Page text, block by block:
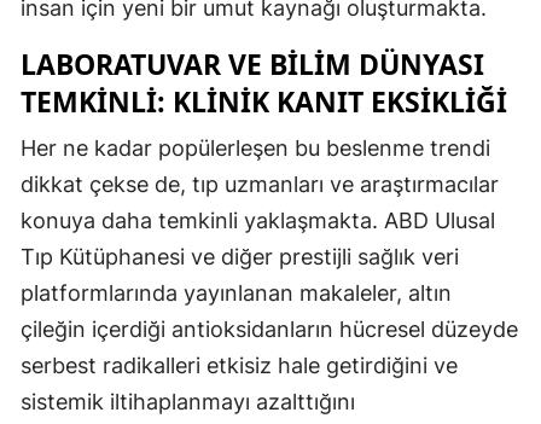
insan için yeni bir umut kaynağı oluşturmakta.
LABORATUVAR VE BİLİM DÜNYASI
TEMKİNLİ: KLİNİK KANIT EKSİKLİĞİ
Her ne kadar popülerleşen bu beslenme trendi
dikkat çekse de, tıp uzmanları ve araştırmacılar
konuya daha temkinli yaklaşmakta. ABD Ulusal
Tıp Kütüphanesi ve diğer prestijli sağlık veri
platformlarında yayınlanan makaleler, altın
çileğin içerdiği antioksidanların hücresel düzeyde
serbest radikalleri etkisiz hale getirdiğini ve
sistemik iltihaplanmayı azalttığını